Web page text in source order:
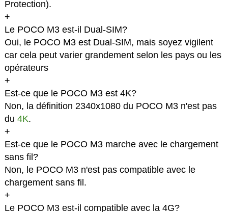
Protection).
+
Le POCO M3 est-il Dual-SIM?
Oui, le POCO M3 est Dual-SIM, mais soyez vigilent
car cela peut varier grandement selon les pays ou les
opérateurs
+
Est-ce que le POCO M3 est 4K?
Non, la définition 2340x1080 du POCO M3 n'est pas
du 4K.
+
Est-ce que le POCO M3 marche avec le chargement
sans fil?
Non, le POCO M3 n'est pas compatible avec le
chargement sans fil.
+
Le POCO M3 est-il compatible avec la 4G?